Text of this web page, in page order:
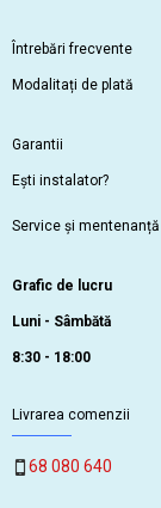
Întrebări frecvente
Modalitați de plată
Garantii
Ești instalator?
Service și mentenanță
Grafic de lucru
Luni - Sâmbătă
8:30 - 18:00
Livrarea comenzii
68 080 640